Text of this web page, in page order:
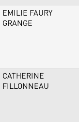
EMILIE FAURY
GRANGE
CATHERINE
FILLONNEAU